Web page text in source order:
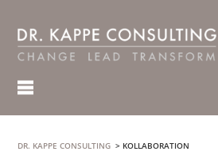
DR. KAPPE CONSULTING > KOLLABORATION